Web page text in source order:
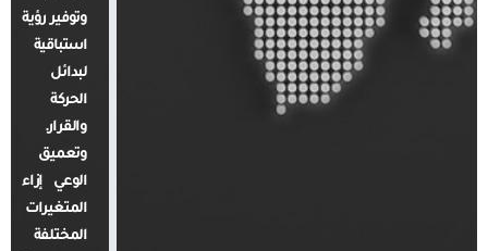
وتوفير رؤية
استباقية
لبدائل
الحركة
والقرار.
وتعميق
الوعي إزاء
المتغيرات
المختلفة